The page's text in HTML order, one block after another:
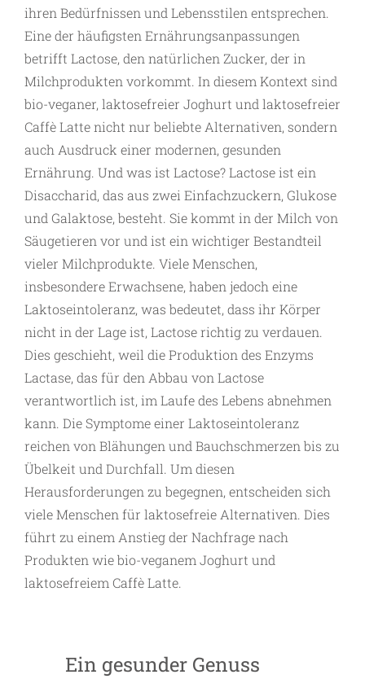
ihren Bedürfnissen und Lebensstilen entsprechen.
Eine der häufigsten Ernährungsanpassungen
betrifft Lactose, den natürlichen Zucker, der in
Milchprodukten vorkommt. In diesem Kontext sind
bio-veganer, laktosefreier Joghurt und laktosefreier
Caffè Latte nicht nur beliebte Alternativen, sondern
auch Ausdruck einer modernen, gesunden
Ernährung. Und was ist Lactose? Lactose ist ein
Disaccharid, das aus zwei Einfachzuckern, Glukose
und Galaktose, besteht. Sie kommt in der Milch von
Säugetieren vor und ist ein wichtiger Bestandteil
vieler Milchprodukte. Viele Menschen,
insbesondere Erwachsene, haben jedoch eine
Laktoseintoleranz, was bedeutet, dass ihr Körper
nicht in der Lage ist, Lactose richtig zu verdauen.
Dies geschieht, weil die Produktion des Enzyms
Lactase, das für den Abbau von Lactose
verantwortlich ist, im Laufe des Lebens abnehmen
kann. Die Symptome einer Laktoseintoleranz
reichen von Blähungen und Bauchschmerzen bis zu
Übelkeit und Durchfall. Um diesen
Herausforderungen zu begegnen, entscheiden sich
viele Menschen für laktosefreie Alternativen. Dies
führt zu einem Anstieg der Nachfrage nach
Produkten wie bio-veganem Joghurt und
laktosefreiem Caffè Latte.
Ein gesunder Genuss